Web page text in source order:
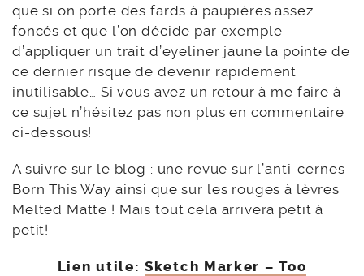
que si on porte des fards à paupières assez
foncés et que l’on décide par exemple
d’appliquer un trait d’eyeliner jaune la pointe de
ce dernier risque de devenir rapidement
inutilisable… Si vous avez un retour à me faire à
ce sujet n’hésitez pas non plus en commentaire
ci-dessous!
A suivre sur le blog : une revue sur l’anti-cernes
Born This Way ainsi que sur les rouges à lèvres
Melted Matte ! Mais tout cela arrivera petit à
petit!
Lien utile: Sketch Marker – Too